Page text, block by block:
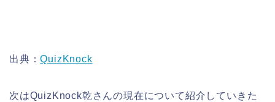
出典：QuizKnock
次はQuizKnock乾さんの現在について紹介していきた